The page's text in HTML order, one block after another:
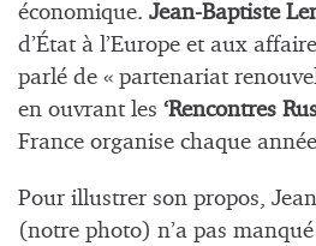
économique. Jean-Baptiste
d’État à l’Europe et aux
parlé de « partenariat
en ouvrant les ‘Rencontres
France organise chaque
Pour illustrer son propos,
(notre photo) n’a pas